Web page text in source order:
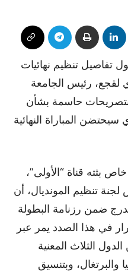
تفاصيل تنظيم نهائيات
خرج فوزي لقجع، رئيس الجامعة
بتصريحات حاسمة بشأن
المباراة النهائية
بثته قناة “الأولى”،
تنظيم المونديال، أن
ضمن رزنامة البطولة
في هذا الصدد يمر عبر
الثلاث المعنية
والبرتغال، وبتنسيق